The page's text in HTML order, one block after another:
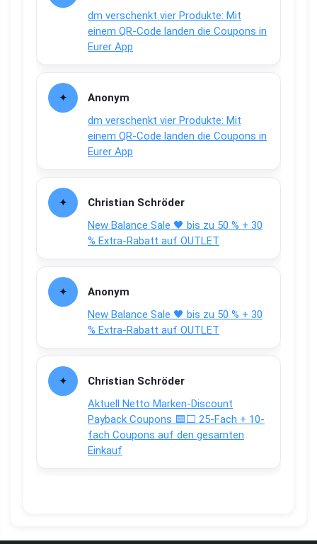
dm verschenkt vier Produkte: Mit
einem QR-Code landen die Coupons in
Eurer App
Anonym
dm verschenkt vier Produkte: Mit
einem QR-Code landen die Coupons in
Eurer App
Christian Schröder
New Balance Sale 🖤 bis zu 50 % + 30
% Extra-Rabatt auf OUTLET
Anonym
New Balance Sale 🖤 bis zu 50 % + 30
% Extra-Rabatt auf OUTLET
Christian Schröder
Aktuell Netto Marken-Discount
Payback Coupons 🟦⬜ 25-Fach + 10-
fach Coupons auf den gesamten
Einkauf